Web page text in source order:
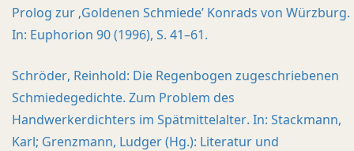
Prolog zur ‚Goldenen Schmiede’ Konrads von Würzburg.
In: Euphorion 90 (1996), S. 41–61.
Schröder, Reinhold: Die Regenbogen zugeschriebenen
Schmiedegedichte. Zum Problem des
Handwerkerdichters im Spätmittelalter. In: Stackmann,
Karl; Grenzmann, Ludger (Hg.): Literatur und